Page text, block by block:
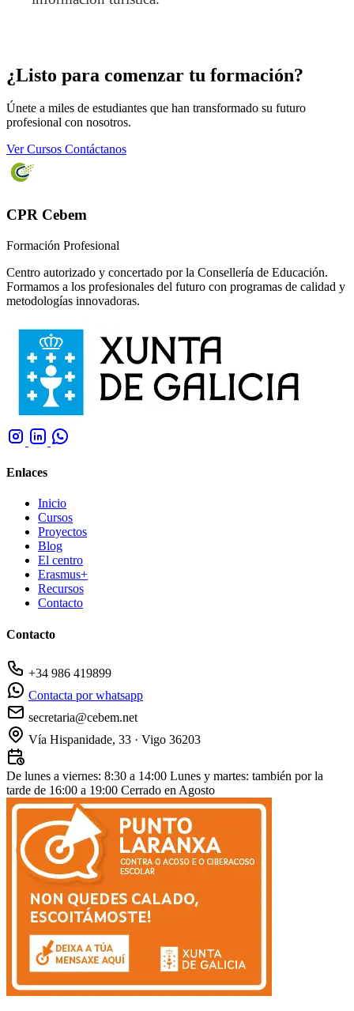
¿Listo para comenzar tu formación?
Únete a miles de estudiantes que han transformado su futuro
profesional con nosotros.
Ver Cursos Contáctanos
CPR Cebem
Formación Profesional
Centro autorizado y concertado por la Consellería de Educación.
Formamos a los profesionales del futuro con programas de calidad y
metodologías innovadoras.
Enlaces
Inicio
Cursos
Proyectos
Blog
El centro
Erasmus+
Recursos
Contacto
Contacto
+34 986 419899
Contacta por whatsapp
secretaria@cebem.net
Vía Hispanidade, 33 · Vigo 36203
De lunes a viernes: 8:30 a 14:00 Lunes y martes: también por la
tarde de 16:00 a 19:00 Cerrado en Agosto